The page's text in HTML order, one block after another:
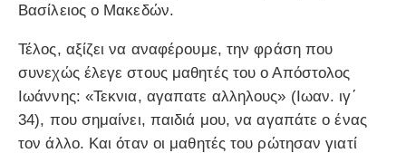
Βασίλειος ο Μακεδών.
Τέλος, αξίζει να αναφέρουμε, την φράση που
συνεχώς έλεγε στους μαθητές του ο Απόστολος
Ιωάννης: «Τεκνια, αγαπατε αλληλους» (Ιωαν. ιγ΄
34), που σημαίνει, παιδιά μου, να αγαπάτε ο ένας
τον άλλο. Και όταν οι μαθητές του ρώτησαν γιατί